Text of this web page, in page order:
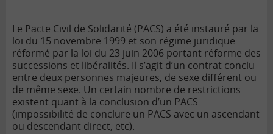
Le Pacte Civil de Solidarité (PACS) a été instauré par la
loi du 15 novembre 1999 et son régime juridique
réformé par la loi du 23 juin 2006 portant réforme des
successions et libéralités. Il s’agit d’un contrat conclu
entre deux personnes majeures, de sexe différent ou
de même sexe. Un certain nombre de restrictions
existent quant à la conclusion d’un PACS
(impossibilité de conclure un PACS avec un ascendant
ou descendant direct, etc).